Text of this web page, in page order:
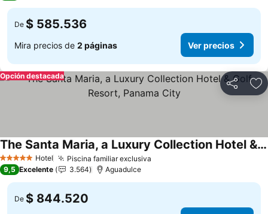
De $ 585.536
Mira precios de 2 páginas Ver precios
Compartir
Opción destacada
5 Estrellas Hotel Piscina familiar exclusiva
The Santa Maria, a Luxury Collection Hotel & Golf Resort, Panama City
Ver precios
9,5 Excelente 3.564 Aguadulce
De $ 844.520